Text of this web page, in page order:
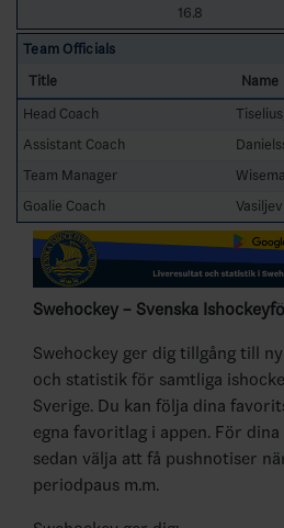
16.8
Team Officials
Title
Name
Head Coach
Assistant Coach
Team Manager
Goalie Coach
Swehockey – Svenska
Swehockey ger dig tillgång till
och statistik för samtliga
Sverige. Du kan följa dina
egna favoritlag i appen. För
sedan välja att få pushnotiser
periodpaus m.m.